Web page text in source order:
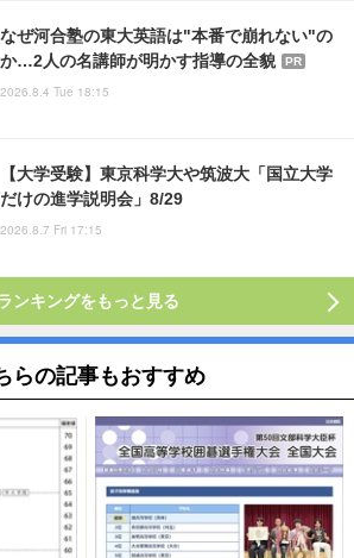
なぜ河合塾の東大英語は"本番で崩れない"の
か…2人の名講師が明かす指導の全貌
PR
2026.8.4 Tue 18:15
【大学受験】東京科学大や筑波大「国立大学
だけの進学説明会」8/29
2026.8.7 Fri 17:15
ンキングをもっと見る
らの記事もおすすめ